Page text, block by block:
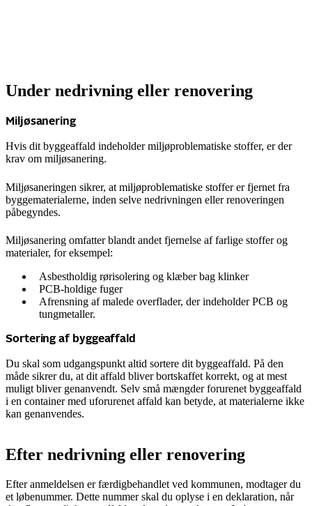
Under nedrivning eller renovering
Miljøsanering
Hvis dit byggeaffald indeholder miljøproblematiske stoffer, er der
krav om miljøsanering.
Miljøsaneringen sikrer, at miljøproblematiske stoffer er fjernet fra
byggematerialerne, inden selve nedrivningen eller renoveringen
påbegyndes.
Miljøsanering omfatter blandt andet fjernelse af farlige stoffer og
materialer, for eksempel:
Asbestholdig rørisolering og klæber bag klinker
PCB-holdige fuger
Afrensning af malede overflader, der indeholder PCB og
tungmetaller.
Sortering af byggeaffald
Du skal som udgangspunkt altid sortere dit byggeaffald. På den
måde sikrer du, at dit affald bliver bortskaffet korrekt, og at mest
muligt bliver genanvendt. Selv små mængder forurenet byggeaffald
i en container med uforurenet affald kan betyde, at materialerne ikke
kan genanvendes.
Efter nedrivning eller renovering
Efter anmeldelsen er færdigbehandlet ved kommunen, modtager du
et løbenummer. Dette nummer skal du oplyse i en deklaration, når